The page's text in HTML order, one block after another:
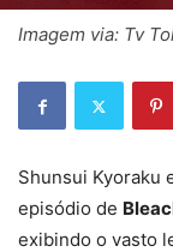
Imagem via: Tv
Shunsui Kyoraku
episódio de
exibindo o vasto